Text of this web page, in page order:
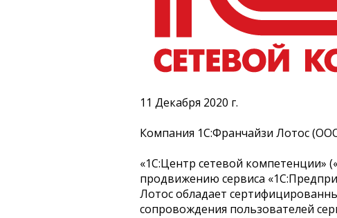
11 Декабря 2020 г.
Компания 1С:Франчайзи Лотос
«1С:Центр сетевой компетенции»
продвижению сервиса
Лотос обладает
сопровождения пользователей